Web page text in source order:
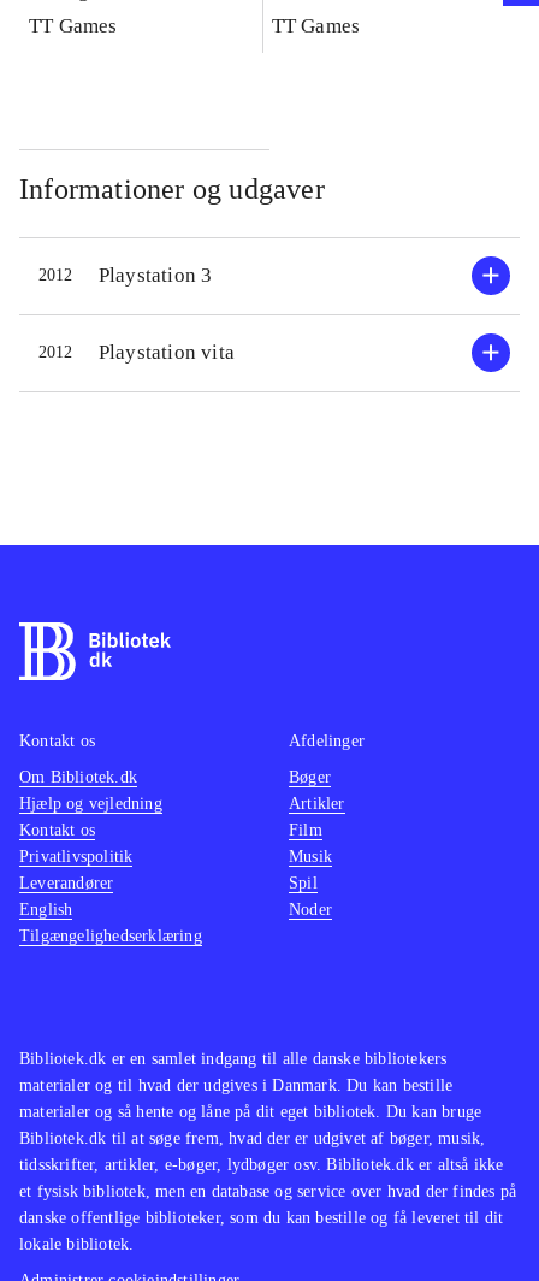
TT Games
TT Games
Informationer og udgaver
2012 Playstation 3
2012 Playstation vita
Bibliotek.dk er en samlet indgang til alle danske bibliotekers
materialer og til hvad der udgives i Danmark. Du kan bestille
materialer og så hente og låne på dit eget bibliotek. Du kan bruge
Bibliotek.dk til at søge frem, hvad der er udgivet af bøger, musik,
tidsskrifter, artikler, e-bøger, lydbøger osv. Bibliotek.dk er altså ikke
et fysisk bibliotek, men en database og service over hvad der findes på
danske offentlige biblioteker, som du kan bestille og få leveret til dit
lokale bibliotek.
Kontakt os
Om Bibliotek.dk
Hjælp og vejledning
Kontakt os
Privatlivspolitik
Leverandører
English
Tilgængelighedserklæring
Afdelinger
Bøger
Artikler
Film
Musik
Spil
Noder